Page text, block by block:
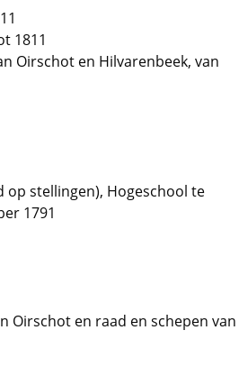
1811
Oirschot en Hilvarenbeek, van
op stellingen), Hogeschool te
1791
Oirschot en raad en schepen van